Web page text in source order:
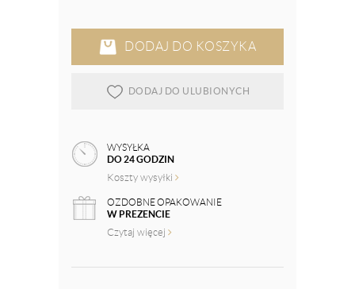
DODAJ DO KOSZYKA
DODAJ DO ULUBIONYCH
WYSYŁKA
DO 24 GODZIN
Koszty wysyłki
OZDOBNE OPAKOWANIE
W PREZENCIE
Czytaj więcej